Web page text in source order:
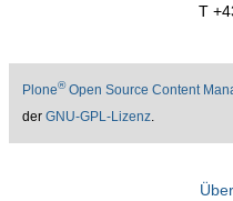
T
Plone®Open Source Content
der GNU-GPL-Lizenz.